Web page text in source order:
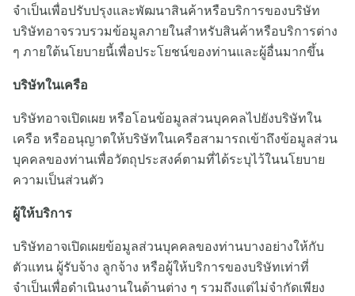
จำเป็นเพื่อปรับปรุงและพัฒนาสินค้าหรือบริการของบริษัท
บริษัทอาจรวบรวมข้อมูลภายในสำหรับสินค้าหรือบริการต่าง
ๆ ภายใต้นโยบายนี้เพื่อประโยชน์ของท่านและผู้อื่นมากขึ้น
บริษัทในเครือ
บริษัทอาจเปิดเผย หรือโอนข้อมูลส่วนบุคคลไปยังบริษัทใน
เครือ หรืออนุญาตให้บริษัทในเครือสามารถเข้าถึงข้อมูลส่วน
บุคคลของท่านเพื่อวัตถุประสงค์ตามที่ได้ระบุไว้ในนโยบาย
ความเป็นส่วนตัว
ผู้ให้บริการ
บริษัทอาจเปิดเผยข้อมูลส่วนบุคคลของท่านบางอย่างให้กับ
ตัวแทน ผู้รับจ้าง ลูกจ้าง หรือผู้ให้บริการของบริษัทเท่าที่
จำเป็นเพื่อดำเนินงานในด้านต่าง ๆ รวมถึงแต่ไม่จำกัดเพียง